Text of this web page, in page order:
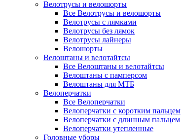
Велотрусы и велошорты
Все Велотрусы и велошорты
Велотрусы с лямками
Велотрусы без лямок
Велотрусы лайнеры
Велошорты
Велоштаны и велотайтсы
Все Велоштаны и велотайтсы
Велоштаны с памперсом
Велоштаны для МТБ
Велоперчатки
Все Велоперчатки
Велоперчатки с коротким пальцем
Велоперчатки с длинным пальцем
Велоперчатки утепленные
Головные уборы